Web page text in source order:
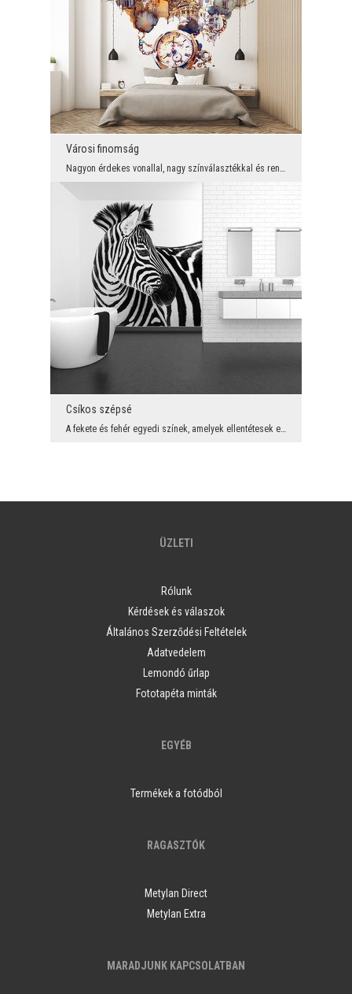
Városi finomság
Nagyon érdekes vonallal, nagy színválasztékkal és rendkívül érdekes témákkal - tehát nem csoda, h...
Csíkos szépsé
A fekete és fehér egyedi színek, amelyek ellentétesek egymással, ugyanakkor annyira közösek egymá...
ÜZLETI
Rólunk
Kérdések és válaszok
Általános Szerződési Feltételek
Adatvedelem
Lemondó űrlap
Fototapéta minták
EGYÉB
Termékek a fotódból
RAGASZTÓK
Metylan Direct
Metylan Extra
MARADJUNK KAPCSOLATBAN